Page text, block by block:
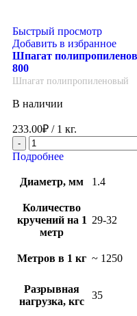
Быстрый просмотр
Добавить в избранное
Шпагат
800
Шпагат полипропиленовый
В наличии
233.00₽ / 1 кг.
Подробнее
Диаметр, мм 1.4
Количество
кручений на 1
метр
29-32
Метров в 1 кг ~ 1250
Разрывная
нагрузка, кгс
35